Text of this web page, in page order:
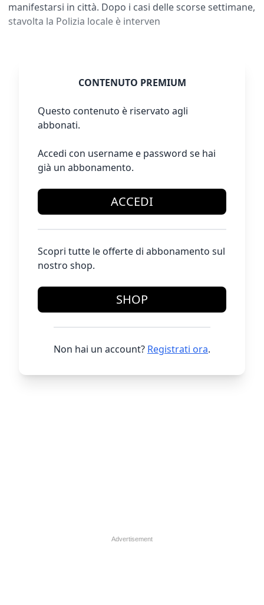
manifestarsi in città. Dopo i casi delle scorse settimane,
stavolta la Polizia locale è interven
CONTENUTO PREMIUM
Questo contenuto è riservato agli
abbonati.
Accedi con username e password se hai
già un abbonamento.
ACCEDI
Scopri tutte le offerte di abbonamento sul
nostro shop.
SHOP
Non hai un account? Registrati ora.